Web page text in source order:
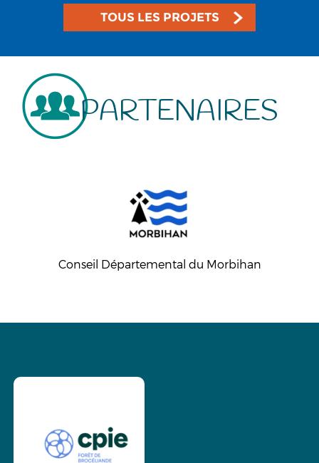
TOUS LES PROJETS
PARTENAIRES
Conseil Départemental du Morbihan